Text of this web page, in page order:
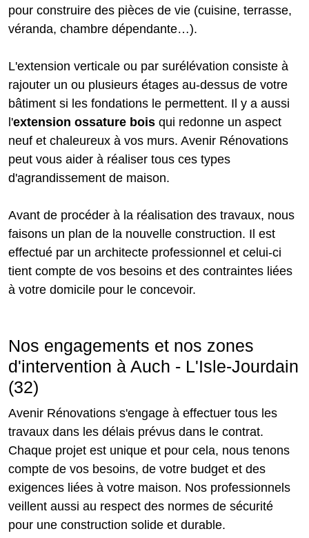
pour construire des pièces de vie (cuisine, terrasse,
véranda, chambre dépendante…).
L'extension verticale ou par surélévation consiste à
rajouter un ou plusieurs étages au-dessus de votre
bâtiment si les fondations le permettent. Il y a aussi
l'extension ossature bois qui redonne un aspect
neuf et chaleureux à vos murs. Avenir Rénovations
peut vous aider à réaliser tous ces types
d'agrandissement de maison.
Avant de procéder à la réalisation des travaux, nous
faisons un plan de la nouvelle construction. Il est
effectué par un architecte professionnel et celui-ci
tient compte de vos besoins et des contraintes liées
à votre domicile pour le concevoir.
Nos engagements et nos zones
d'intervention à Auch - L'Isle-Jourdain
(32)
Avenir Rénovations s'engage à effectuer tous les
travaux dans les délais prévus dans le contrat.
Chaque projet est unique et pour cela, nous tenons
compte de vos besoins, de votre budget et des
exigences liées à votre maison. Nos professionnels
veillent aussi au respect des normes de sécurité
pour une construction solide et durable.